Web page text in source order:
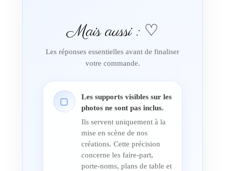
Mais aussi : ♡
Les réponses essentielles avant de finaliser
votre commande.
▢
Les supports visibles sur les
photos ne sont pas inclus.
Ils servent uniquement à la
mise en scène de nos
créations. Cette précision
concerne les faire-part,
porte-noms, plans de table et